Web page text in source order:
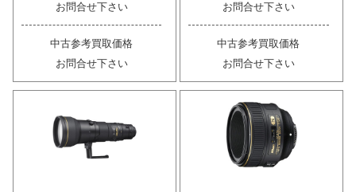
お問合せ下さい
中古参考買取価格
お問合せ下さい
お問合せ下さい
中古参考買取価格
お問合せ下さい